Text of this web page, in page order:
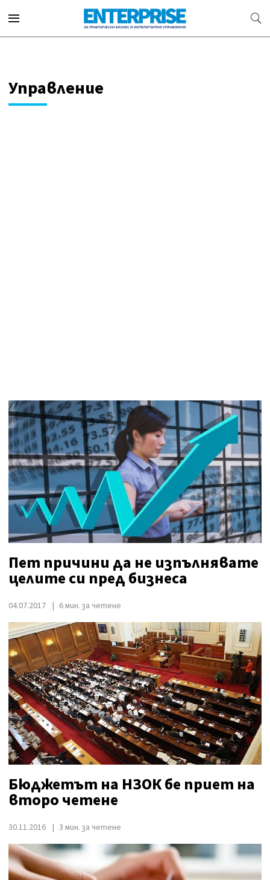
Управление
Пет причини да не изпълнявате
целите си пред бизнеса
04.07.2017 6 мин. за четене
Бюджетът на НЗОК бе приет на
второ четене
30.11.2016 3 мин. за четене